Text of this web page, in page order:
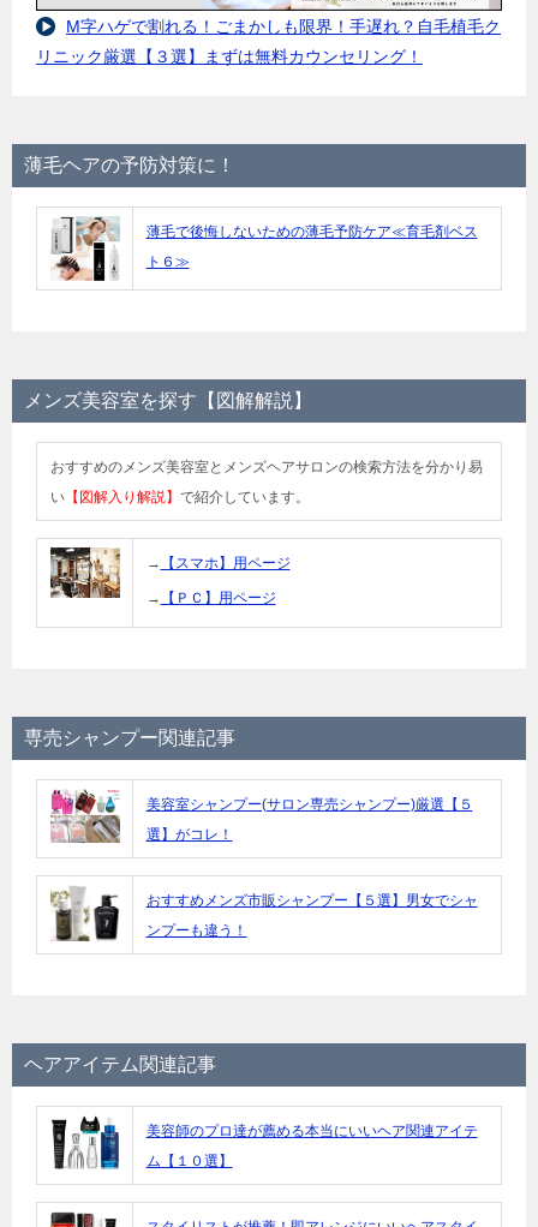
M字ハゲで割れる！ごまかしも限界！手遅れ？自毛植毛ク
リニック厳選【３選】まずは無料カウンセリング！
薄毛ヘアの予防対策に！
薄毛で後悔しないための薄毛予防ケア≪育毛剤ベス
ト６≫
メンズ美容室を探す【図解解説】
おすすめのメンズ美容室とメンズヘアサロンの検索方法を分かり易
い【図解入り解説】 で紹介しています。
→ 【スマホ】用ページ
→ 【ＰＣ】用ページ
専売シャンプー関連記事
美容室シャンプー(サロン専売シャンプー)厳選【５
選】がコレ！
おすすめメンズ市販シャンプー【５選】男女でシャ
ンプーも違う！
ヘアアイテム関連記事
美容師のプロ達が薦める本当にいいヘア関連アイテ
ム【１０選】